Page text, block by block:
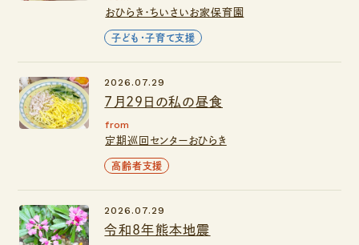
おひらき・ちいさいお家保育園
子ども・子育て支援
7月29日の私の昼食
2026.07.29
from
定期巡回センターおひらき
高齢者支援
令和8年熊本地震
2026.07.29